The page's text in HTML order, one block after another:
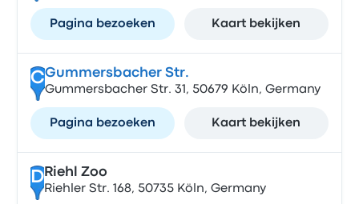
Pagina bezoeken Kaart bekijken
CGummersbacher Str.
Gummersbacher Str. 31, 50679 Köln, Germany
Pagina bezoeken Kaart bekijken
DRiehl Zoo
Riehler Str. 168, 50735 Köln, Germany